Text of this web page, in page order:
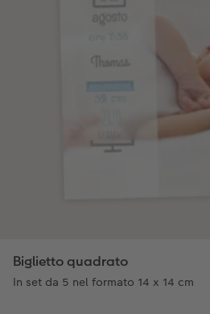
Biglietto quadrato
In set da 5 nel formato 14 x 14 cm